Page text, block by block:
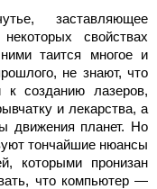
заставляющее
свойствах
таится многое и
не знают, что
к созданию лазеров,
и лекарства, а
движения планет. Но
тончайшие нюансы
которыми пронизан
что компьютер —